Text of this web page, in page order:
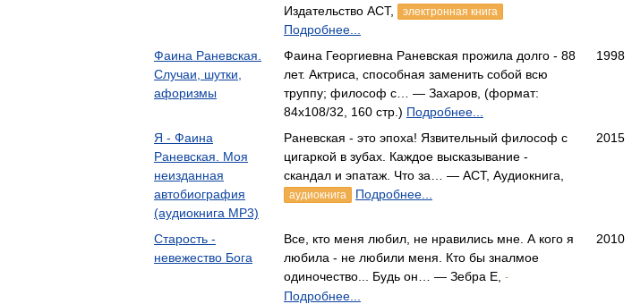
Издательство АСТ,
электронная книга
Подробнее...
Фаина Раневская.
Случаи, шутки,
афоризмы
Фаина Георгиевна Раневская прожила долго - 88
лет. Актриса, способная заменить собой всю
труппу; философ с… — Захаров, (формат:
84x108/32, 160 стр.) Подробнее...
1998
Я - Фаина
Раневская. Моя
неизданная
автобиография
(аудиокнига MP3)
Раневская - это эпоха! Язвительный философ с
цигаркой в зубах. Каждое высказывание -
скандал и эпатаж. Что за… — АСТ, Аудиокнига,
аудиокнига Подробнее...
2015
Старость -
невежество Бога
Все, кто меня любил, не нравились мне. А кого я
любила - не любили меня. Кто бы зналмое
одиночество... Будь он… — Зебра Е,
-
Подробнее...
2010